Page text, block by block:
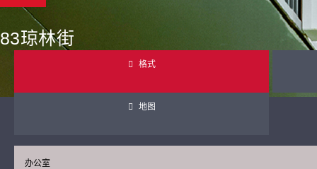
83琼林街
格式
地图
办公室